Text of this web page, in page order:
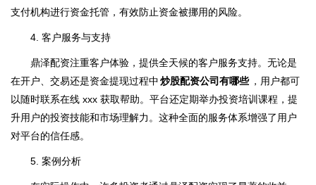
支付机构进行资金托管，有效防止资金被挪用的风险。
4. 客户服务与支持
鼎泽配资注重客户体验，提供全天候的客户服务支持。无论是
在开户、交易还是资金提现过程中炒股配资公司有哪些 ，用户都可
以随时联系在线 xxx 获取帮助。平台还定期举办投资培训课程，提
升用户的投资技能和市场理解力。这种全面的服务体系增强了用户
对平台的信任感。
5. 案例分析